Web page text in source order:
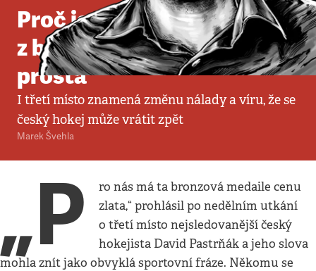
Proč jsme se tolik radovali
z bronzu? Odpověď je
prostá
I třetí místo znamená změnu nálady a víru, že se
český hokej může vrátit zpět
Marek Švehla
„P
ro nás má ta bronzová medaile cenu
zlata,“ prohlásil po nedělním utkání
o třetí místo nejsledovanější český
hokejista David Pastrňák a jeho slova
mohla znít jako obvyklá sportovní fráze. Někomu se